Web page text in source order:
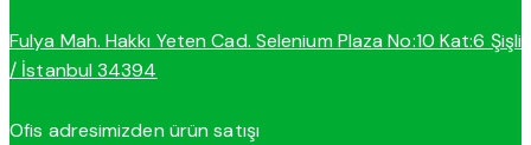
Fulya Mah. Hakkı Yeten Cad. Selenium Plaza No:10 Kat:6 Şişli
/ İstanbul 34394
Ofis adresimizden ürün satışı